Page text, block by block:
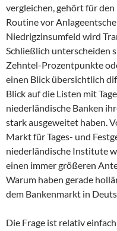
vergleichen, gehört für
Routine vor
Niedrigzinsumfeld wird
Schließlich unterscheiden
Zehntel-Prozentpunkte
einen Blick übersichtlich
Blick auf die Listen mit
niederländische Banken
stark ausgeweitet haben.
Markt für Tages- und
niederländische Institute
einen immer größeren
Warum haben gerade
dem Bankenmarkt in
Die Frage ist relativ